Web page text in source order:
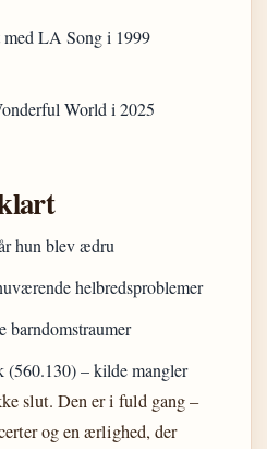
LA Song i 1999
World i 2025
hun blev ædru
helbredsproblemer
barndomstraumer
(560.130) – kilde mangler
slut. Den er i fuld gang –
og en ærlighed, der